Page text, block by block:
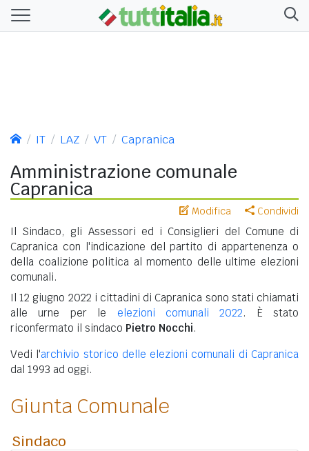
IT LAZ VT Capranica
Amministrazione comunale
Capranica
Modifica Condividi
Il Sindaco, gli Assessori ed i Consiglieri del Comune di
Capranica con l'indicazione del partito di appartenenza o
della coalizione politica al momento delle ultime elezioni
comunali.
Il 12 giugno 2022 i cittadini di Capranica sono stati chiamati
alle urne per le elezioni comunali 2022. È stato
riconfermato il sindaco Pietro Nocchi.
Vedi l'archivio storico delle elezioni comunali di Capranica
dal 1993 ad oggi.
Giunta Comunale
Sindaco